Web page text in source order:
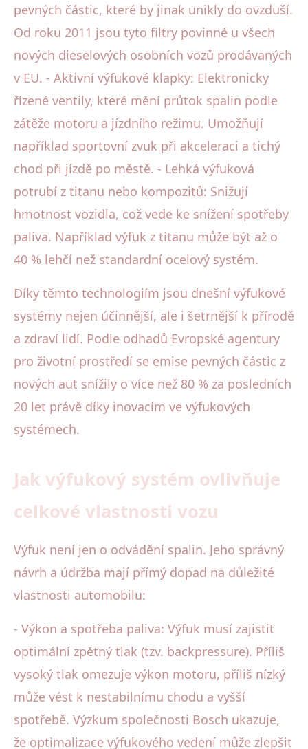
pevných částic, které by jinak unikly do ovzduší.
Od roku 2011 jsou tyto filtry povinné u všech
nových dieselových osobních vozů prodávaných
v EU. - Aktivní výfukové klapky: Elektronicky
řízené ventily, které mění průtok spalin podle
zátěže motoru a jízdního režimu. Umožňují
například sportovní zvuk při akceleraci a tichý
chod při jízdě po městě. - Lehká výfuková
potrubí z titanu nebo kompozitů: Snižují
hmotnost vozidla, což vede ke snížení spotřeby
paliva. Například výfuk z titanu může být až o
40 % lehčí než standardní ocelový systém.
Díky těmto technologiím jsou dnešní výfukové
systémy nejen účinnější, ale i šetrnější k přírodě
a zdraví lidí. Podle odhadů Evropské agentury
pro životní prostředí se emise pevných částic z
nových aut snížily o více než 80 % za posledních
20 let právě díky inovacím ve výfukových
systémech.
Jak výfukový systém ovlivňuje
celkové vlastnosti vozu
Výfuk není jen o odvádění spalin. Jeho správný
návrh a údržba mají přímý dopad na důležité
vlastnosti automobilu:
- Výkon a spotřeba paliva: Výfuk musí zajistit
optimální zpětný tlak (tzv. backpressure). Příliš
vysoký tlak omezuje výkon motoru, příliš nízký
může vést k nestabilnímu chodu a vyšší
spotřebě. Výzkum společnosti Bosch ukazuje,
že optimalizace výfukového vedení může zlepšit